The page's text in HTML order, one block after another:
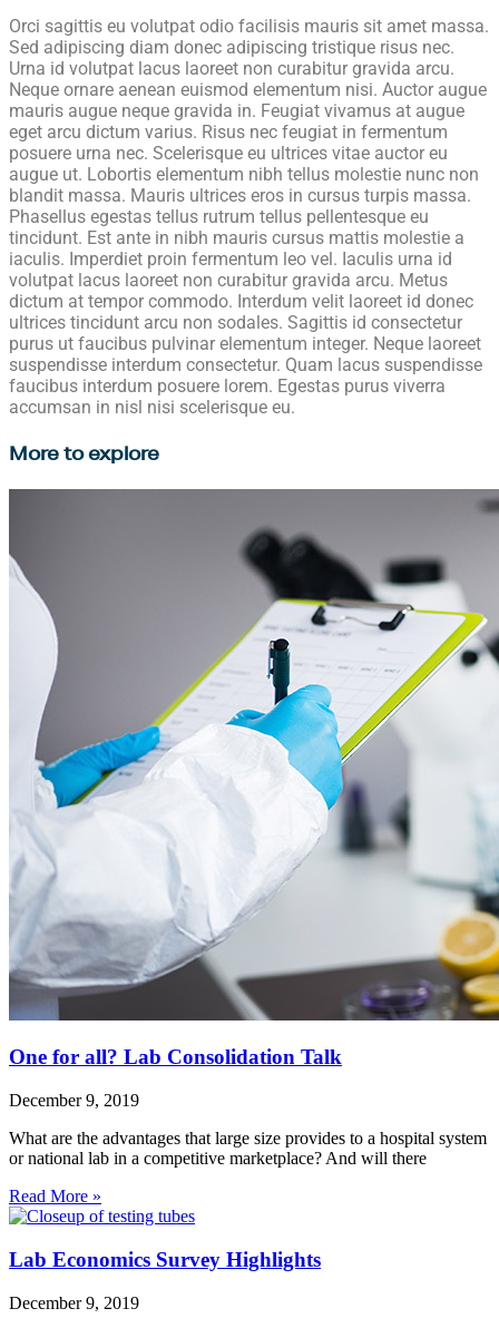
Orci sagittis eu volutpat odio facilisis mauris sit amet massa.
Sed adipiscing diam donec adipiscing tristique risus nec.
Urna id volutpat lacus laoreet non curabitur gravida arcu.
Neque ornare aenean euismod elementum nisi. Auctor augue
mauris augue neque gravida in. Feugiat vivamus at augue
eget arcu dictum varius. Risus nec feugiat in fermentum
posuere urna nec. Scelerisque eu ultrices vitae auctor eu
augue ut. Lobortis elementum nibh tellus molestie nunc non
blandit massa. Mauris ultrices eros in cursus turpis massa.
Phasellus egestas tellus rutrum tellus pellentesque eu
tincidunt. Est ante in nibh mauris cursus mattis molestie a
iaculis. Imperdiet proin fermentum leo vel. Iaculis urna id
volutpat lacus laoreet non curabitur gravida arcu. Metus
dictum at tempor commodo. Interdum velit laoreet id donec
ultrices tincidunt arcu non sodales. Sagittis id consectetur
purus ut faucibus pulvinar elementum integer. Neque laoreet
suspendisse interdum consectetur. Quam lacus suspendisse
faucibus interdum posuere lorem. Egestas purus viverra
accumsan in nisl nisi scelerisque eu.
More to explore
One for all? Lab Consolidation Talk
December 9, 2019
What are the advantages that large size provides to a hospital system
or national lab in a competitive marketplace? And will there
Read More »
Lab Economics Survey Highlights
December 9, 2019